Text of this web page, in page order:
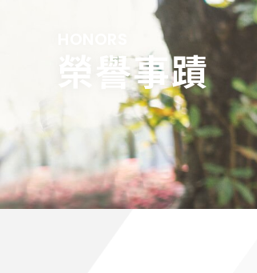
榮譽事蹟